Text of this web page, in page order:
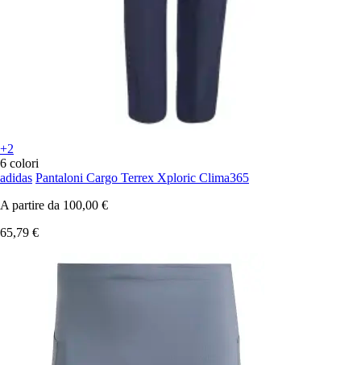
+2
6 colori
adidas Pantaloni Cargo Terrex Xploric Clima365
A partire da 100,00 €
65,79 €